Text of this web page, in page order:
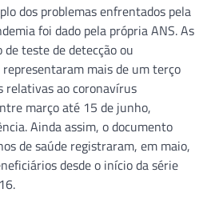
dos problemas enfrentados pela
foi dado pela própria ANS. As
teste de detecção ou
mais de um terço
relativas ao coronavírus
março até 15 de junho,
Ainda assim, o documento
de saúde registraram, em maio,
desde o início da série